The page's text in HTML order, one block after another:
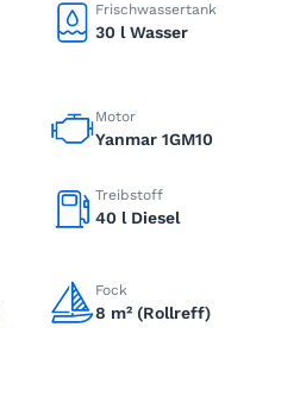
Frischwassertank
30 l Wasser
Motor
Yanmar 1GM10
Treibstoff
40 l Diesel
Fock
8 m² (Rollreff)